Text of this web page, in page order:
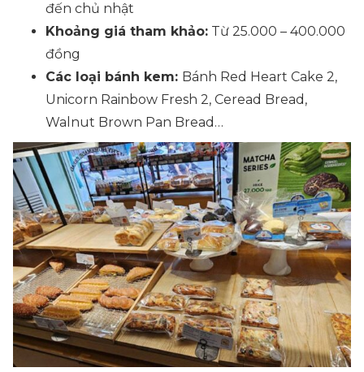
đến chủ nhật
Khoảng giá tham khảo: Từ 25.000 – 400.000
đồng
Các loại bánh kem: Bánh Red Heart Cake 2,
Unicorn Rainbow Fresh 2, Ceread Bread,
Walnut Brown Pan Bread…